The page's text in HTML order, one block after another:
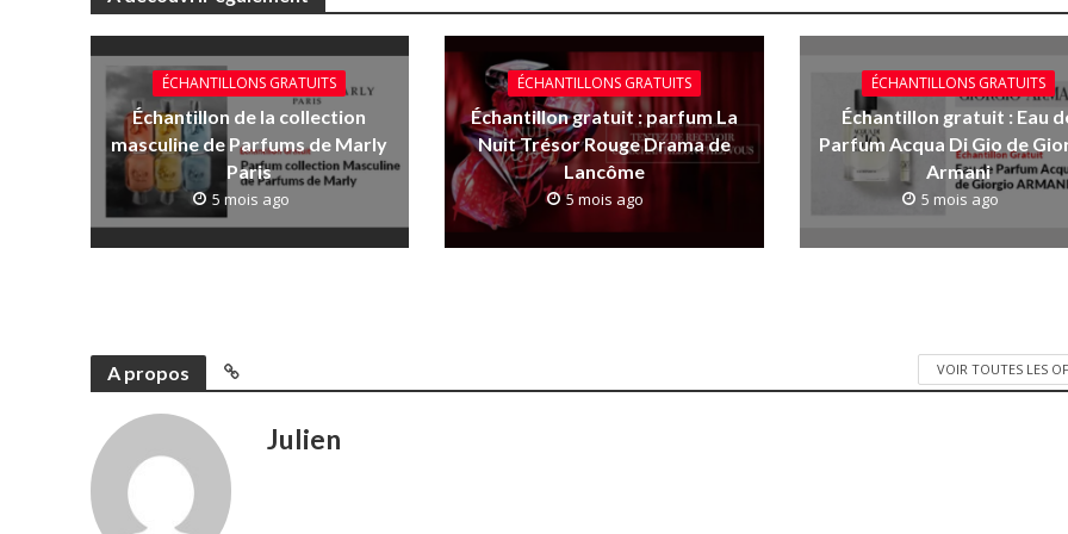
ÉCHANTILLONS GRATUITS
Échantillon de la collection
masculine de Parfums de Marly
Paris
5 mois ago
ÉCHANTILLONS GRATUITS
Échantillon gratuit : parfum La
Nuit Trésor Rouge Drama de
Lancôme
5 mois ago
ÉCHANTILLONS GRATUITS
Échantillon gratuit : Eau
Parfum Acqua Di Gio de
Armani
5 mois ago
A propos VOIR TOUTES LES
Julien